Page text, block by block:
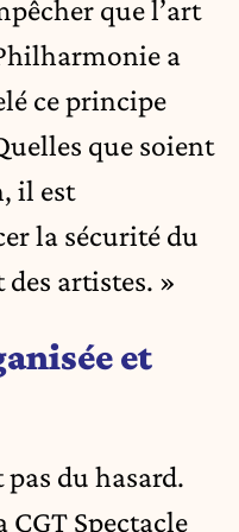
que l’art
a
ce principe
que soient
il est
la sécurité du
artistes. »
et
pas du hasard.
CGT Spectacle